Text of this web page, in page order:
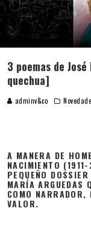
3 poemas de
quechua]
adminv&co
A MANERA DE
NACIMIENTO
PEQUEÑO
MARÍA ARGUEDAS
COMO
VALOR.